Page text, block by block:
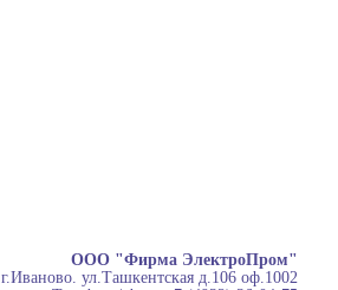
ООО "Фирма ЭлектроПром"
г.Иваново. ул.Ташкентская д.106 оф.1002